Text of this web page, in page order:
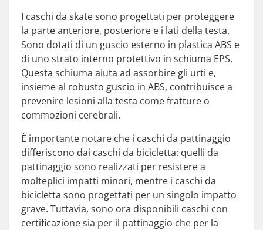
I caschi da skate sono progettati per proteggere
la parte anteriore, posteriore e i lati della testa.
Sono dotati di un guscio esterno in plastica ABS e
di uno strato interno protettivo in schiuma EPS.
Questa schiuma aiuta ad assorbire gli urti e,
insieme al robusto guscio in ABS, contribuisce a
prevenire lesioni alla testa come fratture o
commozioni cerebrali.
È importante notare che i caschi da pattinaggio
differiscono dai caschi da bicicletta: quelli da
pattinaggio sono realizzati per resistere a
molteplici impatti minori, mentre i caschi da
bicicletta sono progettati per un singolo impatto
grave. Tuttavia, sono ora disponibili caschi con
certificazione sia per il pattinaggio che per la